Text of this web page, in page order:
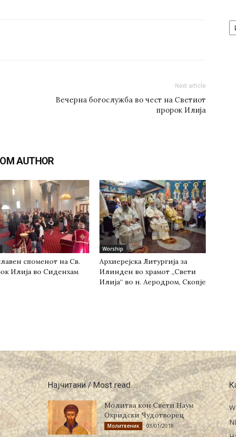
Next article
Вечерна богослужба во чест на Светиот
пророк Илија
AUTHOR
споменот на Св.
Илија во Сиденхам
Worship
Архиерејска Литургија за
Илинден во храмот „Свети
Илија“ во н. Аеродром, Скопје
Најчитани / Most read
Молитва кон Свети Наум
Охридски Чудотворец
Молитвеник 03/01/2018